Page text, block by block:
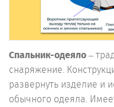
Спальник-одеяло –
снаряжение.
развернуть изделие и
обычного одеяла.